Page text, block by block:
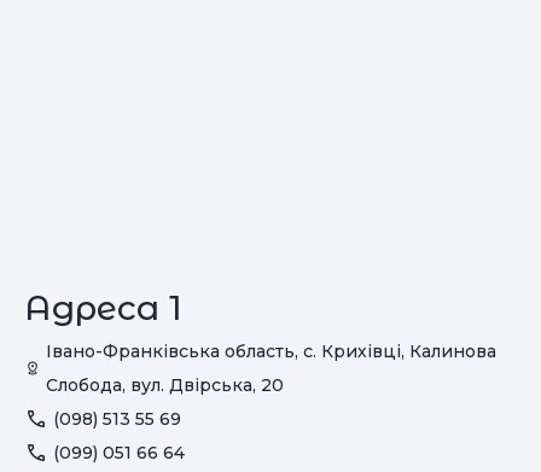
Адреса 1
Івано-Франківська область, с. Крихівці, Калинова
Слобода, вул. Двірська, 20
(098) 513 55 69
(099) 051 66 64